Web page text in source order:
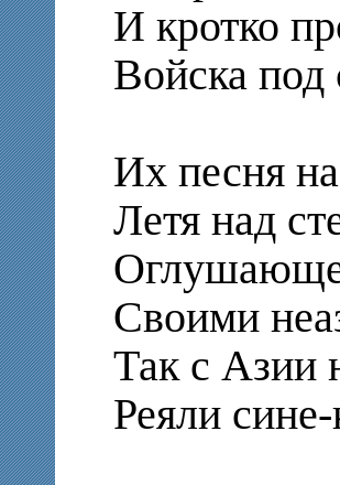
И кротко
Войска
Их песня
Летя над
Оглушающе
Своими
Так с Азии
Реяли